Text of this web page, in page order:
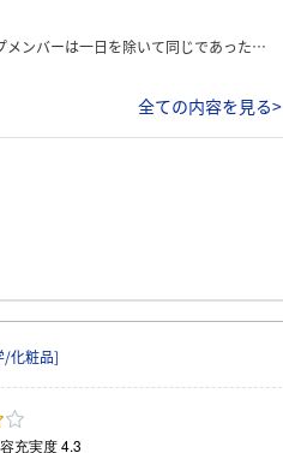
行われました。具体的な内容は伏せさせていただきますが、開発職に必要な考え方を獲得できるような内容でした。
全ての内容を見る>
/化粧品]